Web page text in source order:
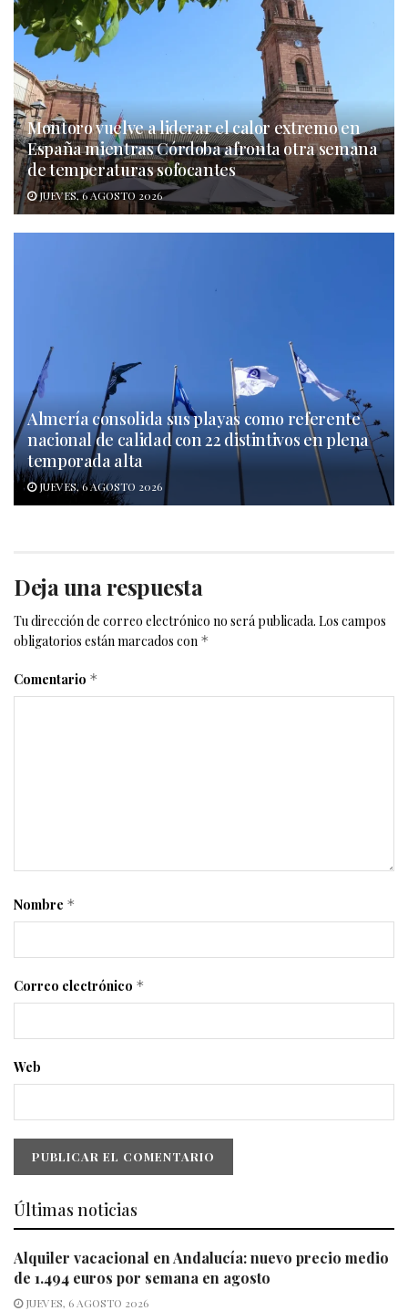
Montoro vuelve a liderar el calor extremo en
España mientras Córdoba afronta otra semana
de temperaturas sofocantes
JUEVES, 6 AGOSTO 2026
Almería consolida sus playas como referente
nacional de calidad con 22 distintivos en plena
temporada alta
JUEVES, 6 AGOSTO 2026
Deja una respuesta
Tu dirección de correo electrónico no será publicada. Los campos
obligatorios están marcados con *
Comentario *
Nombre *
Correo electrónico *
Web
Últimas noticias
Alquiler vacacional en Andalucía: nuevo precio medio
de 1.494 euros por semana en agosto
JUEVES, 6 AGOSTO 2026